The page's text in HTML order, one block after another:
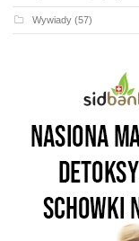
Wywiady (57)